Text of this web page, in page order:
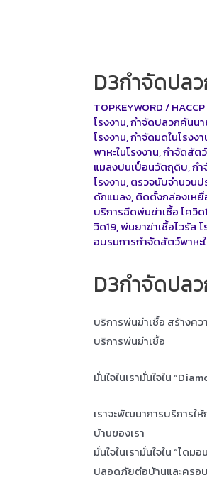
D3กำจัดปลว
TOPKEYWORD/
โรงงาน,กำจัดปลวกคันน
โรงงาน,กำจัดมดในโรงง
พาหะในโรงงาน,กำจัดสัต
แมลงปนเปื้อนวัตถุดิบ,กำ
โรงงาน,ตรวจนับจำนวนป
ดักแมลง,ติดตั้งกล่องเห
บริการฉีดพ่นฆ่าเชื้อ โควิด
วิด19,พ่นยาฆ่าเชื้อไวรัส
อบรมการกำจัดสัตว์พาหะ
D3กำจัดปลว
บริการพ่นฆ่าเชื้อ สร้างค
บริการพ่นฆ่าเชื้อ
มั่นใจในเรามั่นใจใน
เราจะพัฒนาการบริการใ
บ้านของเรา
มั่นใจในเรามั่นใจใน “ได
ปลอดภัยต่อบ้านและคร